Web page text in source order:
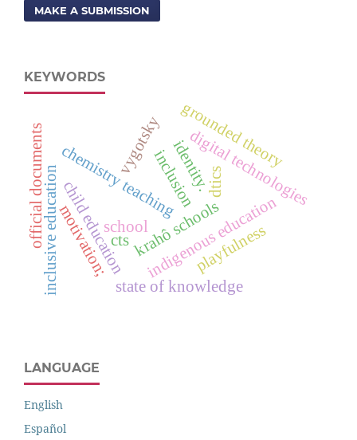
MAKE A SUBMISSION
KEYWORDS
indigenous education
krahô schools
identity.
state of knowledge
school
digital technologies
child education
chemistry teaching
vygotsky
cts
grounded theory
inclusion
playfulness
inclusive education dtics
official documents motivation;
LANGUAGE
English
Español